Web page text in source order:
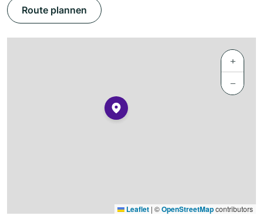
Route plannen
+
−
Leaflet | ©OpenStreetMapcontributors